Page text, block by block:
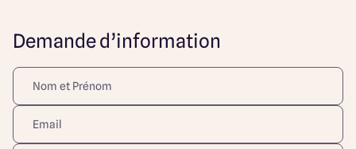
Maisons Arlogis Lyon Est vous propose des maisons 100%
Découvrez toutes nos offres et réalisations ARLOGIS sur
notre site Internet. Visuel d'illustration. Le modèle est
totalement adaptable à vos envies et besoins et
personnalisable grâce à de nombreuses options de
Demande d’information